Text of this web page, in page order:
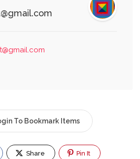
To Bookmark Items
Share Pin It